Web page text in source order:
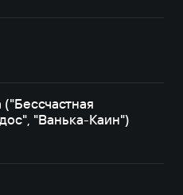
"Ванька-Каин")